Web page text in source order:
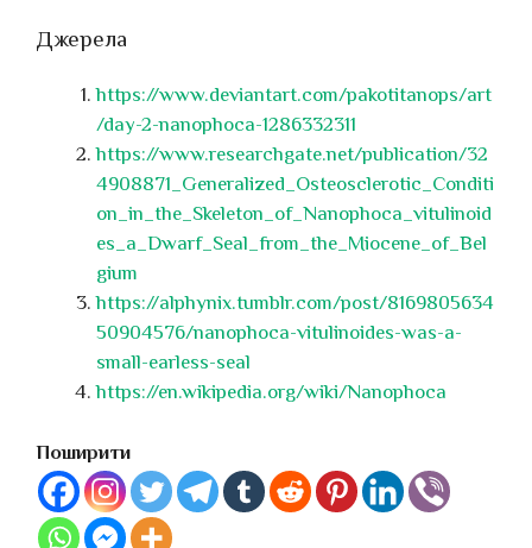
Джерела
https://www.deviantart.com/pakotitanops/art
/day-2-nanophoca-1286332311
https://www.researchgate.net/publication/32
4908871_Generalized_Osteosclerotic_Conditi
on_in_the_Skeleton_of_Nanophoca_vitulinoid
es_a_Dwarf_Seal_from_the_Miocene_of_Bel
gium
https://alphynix.tumblr.com/post/8169805634
50904576/nanophoca-vitulinoides-was-a-
small-earless-seal
https://en.wikipedia.org/wiki/Nanophoca
Поширити